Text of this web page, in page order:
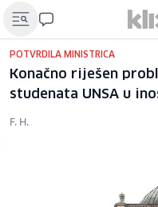
POTVRDILA MINISTRICA
Konačno riješen
studenata UNSA u
F. H.